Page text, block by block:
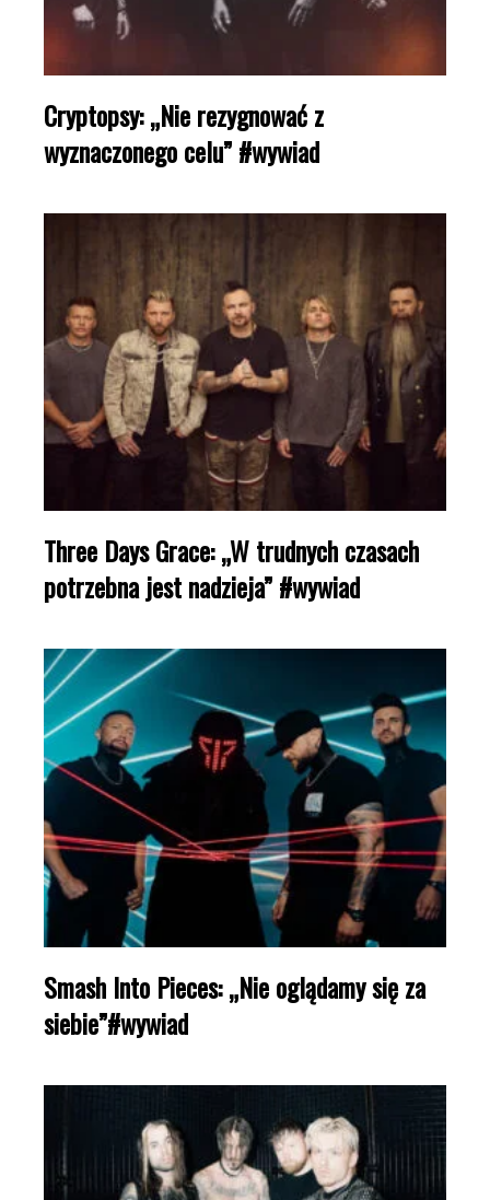
Cryptopsy: „Nie rezygnować z
wyznaczonego celu” #wywiad
Three Days Grace: „W trudnych czasach
potrzebna jest nadzieja” #wywiad
Smash Into Pieces: „Nie oglądamy się za
siebie”#wywiad